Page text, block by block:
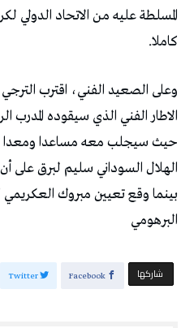
المسلطة عليه من الاتحاد الدولي
كاملا.
وعلى الصعيد الفني، اقترب
الاطار الفني الذي سيقوده المدرب
حيث سيجلب معه مساعدا ومعدا
الهلال السوداني سليم لبرق على أن
بينما وقع تعيين مبروك
البرهومي
‫‫ شاركها‬ Facebook
Twitter